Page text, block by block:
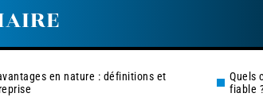
en nature : définitions et
Quels
fiable